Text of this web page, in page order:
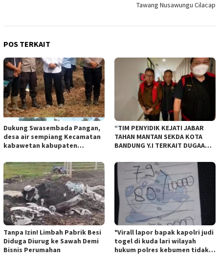
Tawang Nusawungu Cilacap
POS TERKAIT
Dukung Swasembada Pangan,
desa air sempiang Kecamatan
kabawetan kabupaten
28 mei 2025
“TIM PENYIDIK KEJATI JABAR
TAHAN MANTAN SEKDA KOTA
BANDUNG Y.I TERKAIT DUGAAN
BANDUNG”.
Tanpa Izin! Limbah Pabrik Besi
Diduga Diurug ke Sawah Demi
Bisnis Perumahan
*Virall lapor bapak kapolri judi
togel di kuda lari wilayah
hukum polres kebumen tidak